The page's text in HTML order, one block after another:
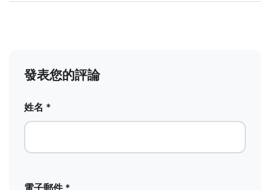
發表您的評論
姓名 *
電子郵件 *